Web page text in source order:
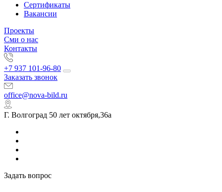
Сертификаты
Вакансии
Проекты
Сми о нас
Контакты
+7 937 101-96-80
Заказать звонок
office@nova-bild.ru
Г. Волгоград 50 лет октября,36а
Задать вопрос